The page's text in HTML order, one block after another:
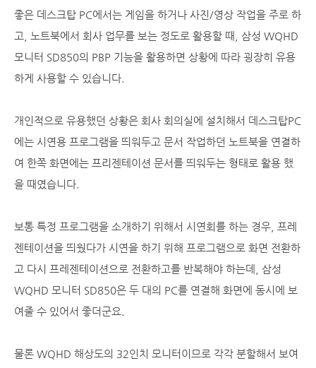
좋은 데스크탑 PC에서는 게임을 하거나 사진/영상 작업을 주로 하
고, 노트북에서 회사 업무를 보는 정도로 활용할 때, 삼성 WQHD
모니터 SD850의 PBP 기능을 활용하면 상황에 따라 굉장히 유용
하게 사용할 수 있습니다.
개인적으로 유용했던 상황은 회사 회의실에 설치해서 데스크탑PC
에는 시연용 프로그램을 띄워두고 문서 작업하던 노트북을 연결하
여 한쪽 화면에는 프리젠테이션 문서를 띄워두는 형태로 활용 했
을 때였습니다.
보통 특정 프로그램을 소개하기 위해서 시연회를 하는 경우, 프레
젠테이션을 띄웠다가 시연을 하기 위해 프로그램으로 화면 전환하
고 다시 프레젠테이션으로 전환하고를 반복해야 하는데, 삼성
WQHD 모니터 SD850은 두 대의 PC를 연결해 화면에 동시에 보
여줄 수 있어서 좋더군요.
물론 WQHD 해상도의 32인치 모니터이므로 각각 분할해서 보여